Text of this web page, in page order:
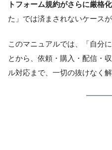
トフォーム規約がさらに厳格化
た」では済まされないケースが
このマニュアルでは、「自分
とから、依頼・購入・配信・
ル対応まで、一切の抜けなく解